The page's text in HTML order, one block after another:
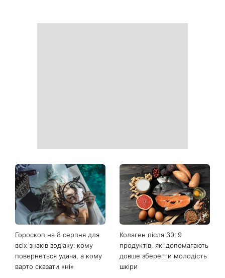
Гороскоп на 8 серпня для
всіх знаків зодіаку: кому
повернеться удача, а кому
варто сказати «ні»
Колаген після 30: 9
продуктів, які допомагають
довше зберегти молодість
шкіри